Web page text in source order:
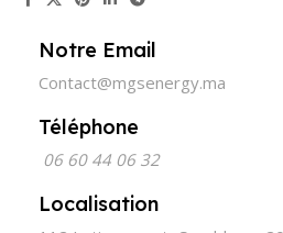
Notre Email
Contact@mgsenergy.ma
Téléphone
06 60 44 06 32
Localisation